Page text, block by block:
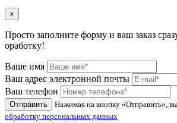
×
Просто заполните форму и ваш заказ
оработку!
Ваше имя
Ваш адрес электронной почты
Ваш телефон
Отправить Нажимая на кнопку «Отправить»,
обработку персональных данных